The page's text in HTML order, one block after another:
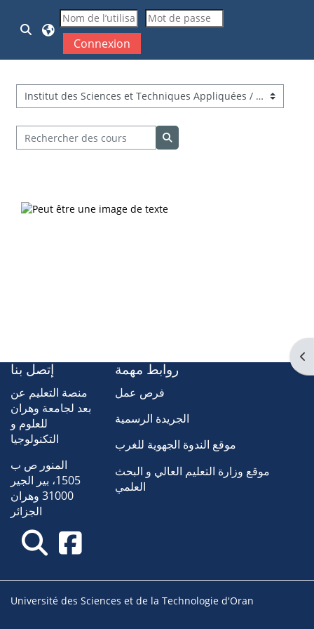
Passer au contenu principal
Activer/désactiver la saisie de recherche
Connexion
Catégories de cours
Rechercher des cours
Rechercher des cours
إتصل بنا
منصة التعليم عن
بعد لجامعة وهران
للعلوم و
التكنولوجيا
المنور ص ب
1505، بير الجير
31000 وهران
الجزائر
روابط مهمة
فرص عمل
الجريدة الرسمية
موقع الندوة الجهوية للغرب
موقع وزارة التعليم العالي و البحث
العلمي
Université des Sciences et de la Technologie d'Oran